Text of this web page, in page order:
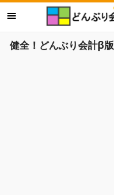
健全！どんぶり会計β版